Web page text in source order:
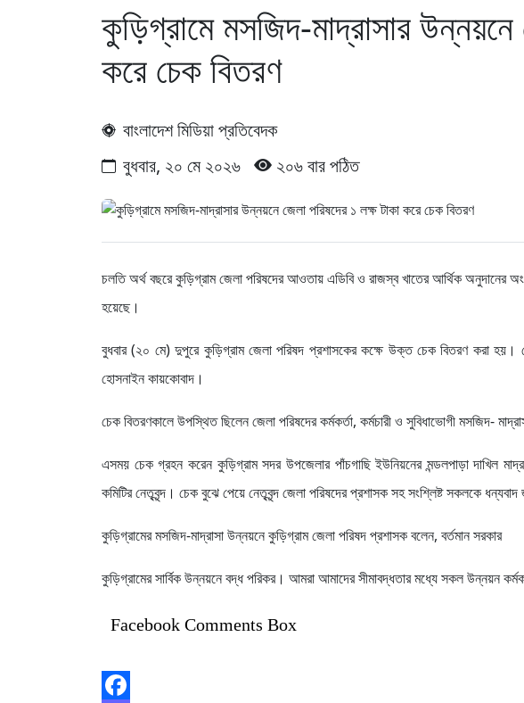
কুড়িগ্রামে মসজিদ-মাদ্রাসার
করে চেক বিতরণ
বাংলাদেশ মিডিয়া প্রতিবেদক
বুধবার, ২০ মে ২০২৬
২০৬ বার পঠিত
চলতি অর্থ বছরে কুড়িগ্রাম জেলা পরিষদের আওতায় এডিবি ও রাজস্ব খাতের আর্থিক অনুদানের
হয়েছে।
বুধবার (২০ মে) দুপুরে কুড়িগ্রাম জেলা পরিষদ প্রশাসকের কক্ষে উক্ত চেক বিতরণ করা
হোসনাইন কায়কোবাদ।
চেক বিতরণকালে উপস্থিত ছিলেন জেলা পরিষদের কর্মকর্তা, কর্মচারী ও সুবিধাভোগী মসজিদ-
এসময় চেক গ্রহন করেন কুড়িগ্রাম সদর উপজেলার পাঁচগাছি ইউনিয়নের মন্ডলপাড়া দাখিল
কমিটির নেতৃবৃন্দ। চেক বুঝে পেয়ে নেতৃবৃন্দ জেলা পরিষদের প্রশাসক সহ সংশ্লিষ্ট সকলকে ধন্যবাদ
কুড়িগ্রামের মসজিদ-মাদ্রাসা উন্নয়নে কুড়িগ্রাম জেলা পরিষদ প্রশাসক বলেন, বর্তমান সরকার
কুড়িগ্রামের সার্বিক উন্নয়নে বদ্ধ পরিকর। আমরা আমাদের সীমাবদ্ধতার মধ্যে সকল উন্নয়ন
Facebook Comments Box